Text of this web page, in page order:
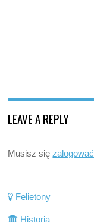
LEAVE A REPLY
Musisz sięzalogować
Felietony
Historia